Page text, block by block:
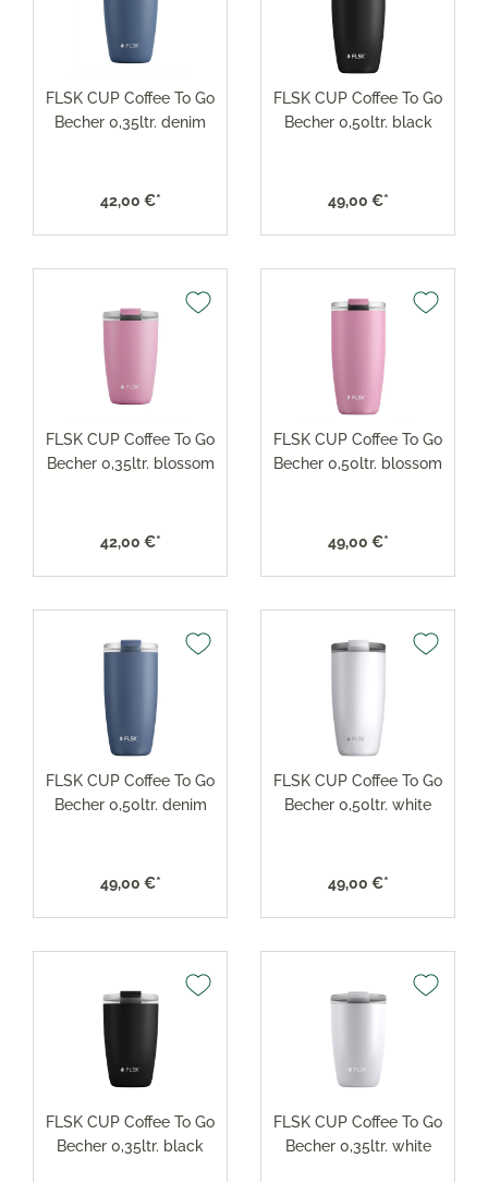
FLSK CUP Coffee To Go
Becher 0,35ltr. denim
42,00 €*
FLSK CUP Coffee To Go
Becher 0,50ltr. black
49,00 €*
FLSK CUP Coffee To Go
Becher 0,35ltr. blossom
42,00 €*
FLSK CUP Coffee To Go
Becher 0,50ltr. blossom
49,00 €*
FLSK CUP Coffee To Go
Becher 0,50ltr. denim
49,00 €*
FLSK CUP Coffee To Go
Becher 0,50ltr. white
49,00 €*
FLSK CUP Coffee To Go
Becher 0,35ltr. black
FLSK CUP Coffee To Go
Becher 0,35ltr. white